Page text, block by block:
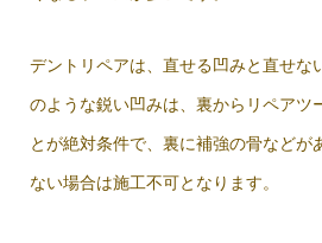
デントリペアは、直せる凹みと直せな
のような鋭い凹みは、裏からリペアツ
とが絶対条件で、裏に補強の骨などが
ない場合は施工不可となります。